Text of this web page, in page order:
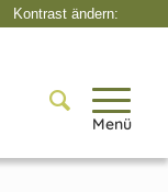
Menü